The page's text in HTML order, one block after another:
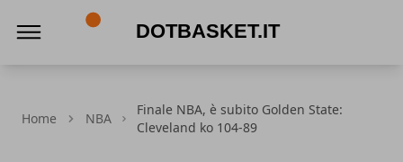
Home NBA
Finale NBA, è subito Golden State:
Cleveland ko 104-89